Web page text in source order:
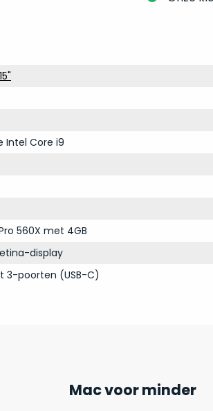
Intel Core i9
560X met 4GB
display
3-poorten (USB-C)
Mac voor minder